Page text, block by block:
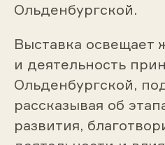
Ольденбургской.
Выставка освещает
и деятельность
Ольденбургской,
рассказывая об
развития,